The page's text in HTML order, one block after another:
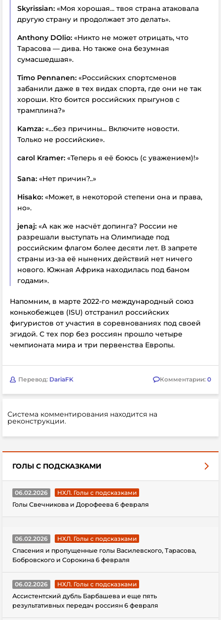
Skyrissian: «Моя хорошая... твоя страна атаковала
другую страну и продолжает это делать».
Anthony DOlio: «Никто не может отрицать, что
Тарасова — дива. Но также она безумная
сумасшедшая».
Timo Pennanen: «Российских спортсменов
забанили даже в тех видах спорта, где они не так
хороши. Кто боится российских прыгунов с
трамплина?»
Kamza: «...без причины... Включите новости.
Только не российские».
carol Kramer: «Теперь я её боюсь (с уважением)!»
Sana: «Нет причин?..»
Hisako: «Может, в некоторой степени она и права,
но».
jenaj: «А как же насчёт допинга? России не
разрешали выступать на Олимпиаде под
российским флагом более десяти лет. В запрете
страны из-за её нынених действий нет ничего
нового. Южная Африка находилась под баном
годами».
Напомним, в марте 2022-го международный союз
конькобежцев (ISU) отстранил российских
фигуристов от участия в соревнованиях под своей
эгидой. С тех пор без россиян прошло четыре
чемпионата мира и три первенства Европы.
Перевод: DariaFK Комментарии: 0
Система комментирования находится на
реконструкции.
ГОЛЫ С ПОДСКАЗКАМИ
06.02.2026
НХЛ. Голы с подсказками
Голы Свечникова и Дорофеева 6 февраля
06.02.2026
НХЛ. Голы с подсказками
Спасения и пропущенные голы Василевского, Тарасова,
Бобровского и Сорокина 6 февраля
06.02.2026
НХЛ. Голы с подсказками
Ассистентский дубль Барбашева и еще пять
результативных передач россиян 6 февраля